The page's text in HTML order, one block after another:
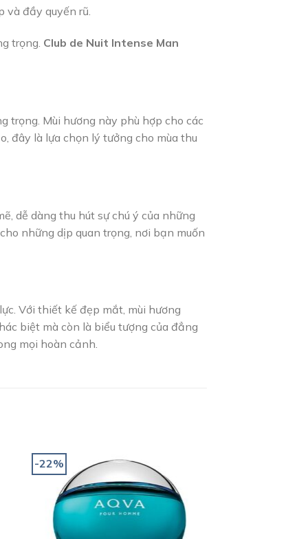
và đầy quyến rũ.
trọng. Club de Nuit Intense Man
trọng. Mùi hương này phù hợp cho các
đây là lựa chọn lý tưởng cho mùa thu
dễ dàng thu hút sự chú ý của những
những dịp quan trọng, nơi bạn muốn
Với thiết kế đẹp mắt, mùi hương
biệt mà còn là biểu tượng của đẳng
mọi hoàn cảnh.
-22%
Add to
wishlist